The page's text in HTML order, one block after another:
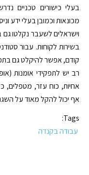
בעלי כישורים טכניים
מכונאות וכמובן בעלי ידע
וישראלים לשעבר נקלטו גם
בשירות לקוחות. עבור
קודם, אפשר להיקלט גם
רב יש לתפקידי אומנות
אחיות, כוח עזר, מטפלים,
אף יכול להקל מאוד על
Tags:
עבודה בקנדה